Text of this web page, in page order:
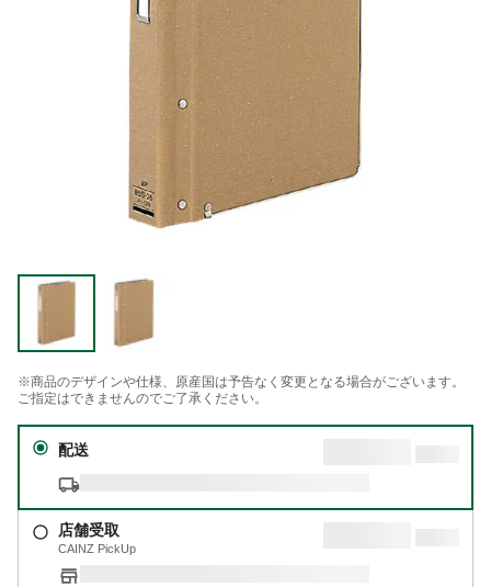
※商品のデザインや仕様、原産国は予告なく変更となる場合がございます。
ご指定はできませんのでご了承ください。
配送
店舗受取
CAINZ PickUp